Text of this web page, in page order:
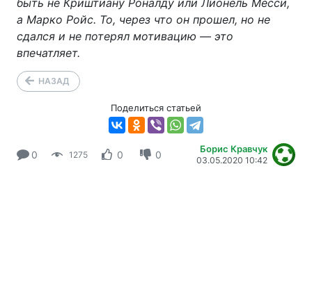
а Марко Ройс. То, через что он прошел, но не
сдался и не потерял мотивацию — это
впечатляет.
НАЗАД
Поделиться статьей
0 1275 0 0 Борис Кравчук
03.05.2020 10:42